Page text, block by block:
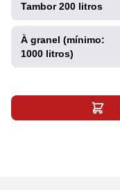
Tambor 200 litros
À granel (mínimo:
1000 litros)